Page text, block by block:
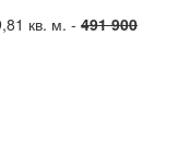
кв. м. - 491 900